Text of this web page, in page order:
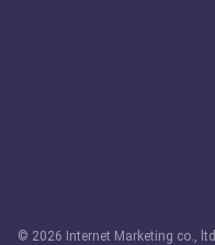
© 2026 Internet Marketing co., ltd